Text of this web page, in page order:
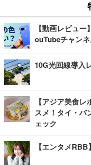
【動画レビュ
ouTubeチャン
10G光回線導入
【アジア美食
スメ！タイ・バ
ェック
【エンタメ